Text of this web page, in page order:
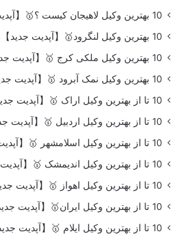
10 بهترین وکیل لاهیجان کیست ؟🥇【آپدیت جدید】⚖️
10 بهترین وکیل لنگرود🥇【آپدیت جدید】⚖️
10 بهترین وکیل ملکی کرج 🥇【آپدیت جدید】⚖️
10 بهترین وکیل نمک آبرود 🥇【آپدیت جدید】⚖️
10 تا از بهترین وکیل اراک 🥇【آپدیت جدید】⚖️
10 تا از بهترین وکیل اردبیل 🥇【آپدیت جدید】
10 تا از بهترین وکیل اسلامشهر 🥇【آپدیت جدید】
10 تا از بهترین وکیل اندیمشک 🥇【آپدیت جدید】
10 تا از بهترین وکیل اهواز 🥇【آپدیت جدید】⚖️
10 تا از بهترین وکیل ایران🥇【آپدیت جدید】
10 تا از بهترین وکیل ایلام 🥇【آپدیت جدید】